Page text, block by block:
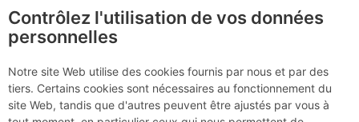
Serre Châtelard : Opera
vertaco
Samedi 29 juillet 2017
Contrôlez l'utilisation de vos données
personnelles
Notre site Web utilise des cookies fournis par nous et par des
tiers. Certains cookies sont nécessaires au fonctionnement du
site Web, tandis que d'autres peuvent être ajustés par vous à